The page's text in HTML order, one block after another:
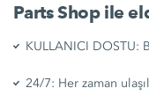
Parts Shop ile
KULLANICI DOSTU:
24/7: Her zaman